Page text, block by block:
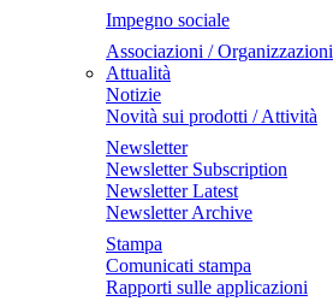
Impegno sociale
Associazioni / Organizzazioni
Attualità
Notizie
Novità sui prodotti / Attività
Newsletter
Newsletter Subscription
Newsletter Latest
Newsletter Archive
Stampa
Comunicati stampa
Rapporti sulle applicazioni